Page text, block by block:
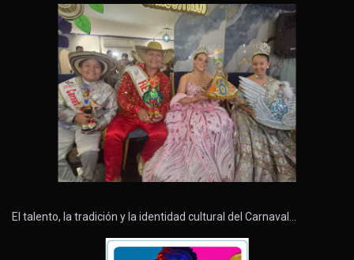
El talento, la tradición y la identidad cultural del Carnaval…